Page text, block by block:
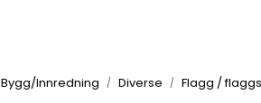
Bygg/Innredning Diverse Flagg /